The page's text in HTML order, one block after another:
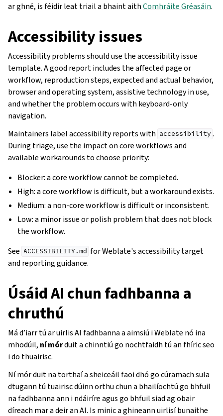
ar ghné, is féidir leat triail a bhaint aithComhráite Gréasáin.
Accessibility issues
Accessibility problems should use the accessibility issue
template. A good report includes the affected page or
workflow, reproduction steps, expected and actual behavior,
browser and operating system, assistive technology in use,
and whether the problem occurs with keyboard-only
navigation.
Maintainers label accessibility reports with accessibility .
During triage, use the impact on core workflows and
available workarounds to choose priority:
Blocker: a core workflow cannot be completed.
High: a core workflow is difficult, but a workaround exists.
Medium: a non-core workflow is difficult or inconsistent.
Low: a minor issue or polish problem that does not block
the workflow.
See ACCESSIBILITY.md for Weblate's accessibility target
and reporting guidance.
Úsáid AI chun fadhbanna a
chruthú
Má d’iarr tú ar uirlis AI fadhbanna a aimsiú i Weblate nó ina
mhodúil, ní mórduit a chinntiú go nochtfaidh tú an fhíric seo
i do thuairisc.
Ní mór duit na torthaí a sheiceáil faoi dhó go cúramach sula
dtugann tú tuairisc dúinn orthu chun a bhailíochtú go bhfuil
na fadhbanna ann i ndáiríre agus go bhfuil siad ag obair
díreach mar a deir an AI. Is minic a ghineann uirlisí bunaithe